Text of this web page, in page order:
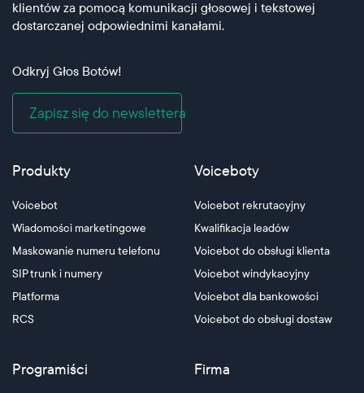
klientów za pomocą komunikacji głosowej i tekstowej
dostarczanej odpowiednimi kanałami.
Odkryj Głos Botów!
Zapisz się do newslettera
Produkty
Voicebot
Wiadomości marketingowe
Maskowanie numeru telefonu
SIP trunk i numery
Platforma
RCS
Voiceboty
Voicebot rekrutacyjny
Kwalifikacja leadów
Voicebot do obsługi klienta
Voicebot windykacyjny
Voicebot dla bankowości
Voicebot do obsługi dostaw
Programiści Firma